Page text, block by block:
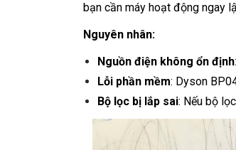
bạn cần máy hoạt động ngay
Nguyên nhân:
Nguồn điện không ổn định
Lỗi phần mềm: Dyson
Bộ lọc bị lắp sai: Nếu bộ